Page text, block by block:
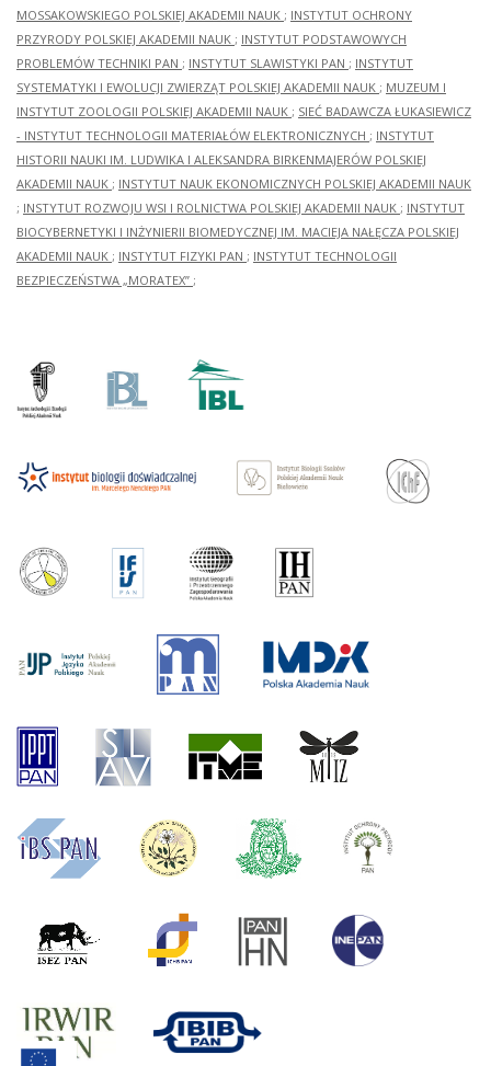
MOSSAKOWSKIEGO POLSKIEJ AKADEMII NAUK ; INSTYTUT OCHRONY
PRZYRODY POLSKIEJ AKADEMII NAUK ; INSTYTUT PODSTAWOWYCH
PROBLEMÓW TECHNIKI PAN ; INSTYTUT SLAWISTYKI PAN ; INSTYTUT
SYSTEMATYKI I EWOLUCJI ZWIERZĄT POLSKIEJ AKADEMII NAUK ; MUZEUM I
INSTYTUT ZOOLOGII POLSKIEJ AKADEMII NAUK ; SIEĆ BADAWCZA ŁUKASIEWICZ
- INSTYTUT TECHNOLOGII MATERIAŁÓW ELEKTRONICZNYCH ; INSTYTUT
HISTORII NAUKI IM. LUDWIKA I ALEKSANDRA BIRKENMAJERÓW POLSKIEJ
AKADEMII NAUK ; INSTYTUT NAUK EKONOMICZNYCH POLSKIEJ AKADEMII NAUK
; INSTYTUT ROZWOJU WSI I ROLNICTWA POLSKIEJ AKADEMII NAUK ; INSTYTUT
BIOCYBERNETYKI I INŻYNIERII BIOMEDYCZNEJ IM. MACIEJA NAŁĘCZA POLSKIEJ
AKADEMII NAUK ; INSTYTUT FIZYKI PAN ; INSTYTUT TECHNOLOGII
BEZPIECZEŃSTWA „MORATEX” ;